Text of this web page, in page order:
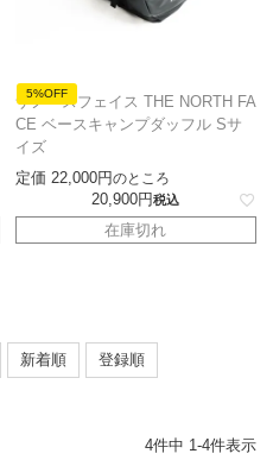
5%OFF
ザノースフェイス THE NORTH FA
CE ベースキャンプダッフル Sサ
イズ
定価 22,000 のところ
20,900 税込
在庫切れ
新着順
登録順
4件中 1-4件表示